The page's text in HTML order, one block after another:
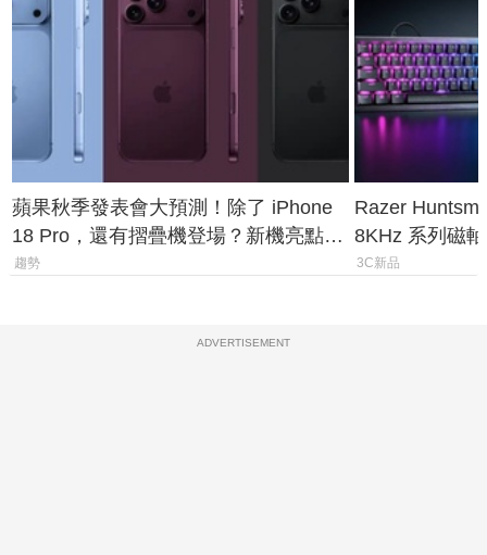
蘋果秋季發表會大預測！除了 iPhone
18 Pro，還有摺疊機登場？新機亮點預
測一次看
趨勢
Razer
8KHz 系列磁
詢率、0.1mm
3C新品
ADVERTISEMENT